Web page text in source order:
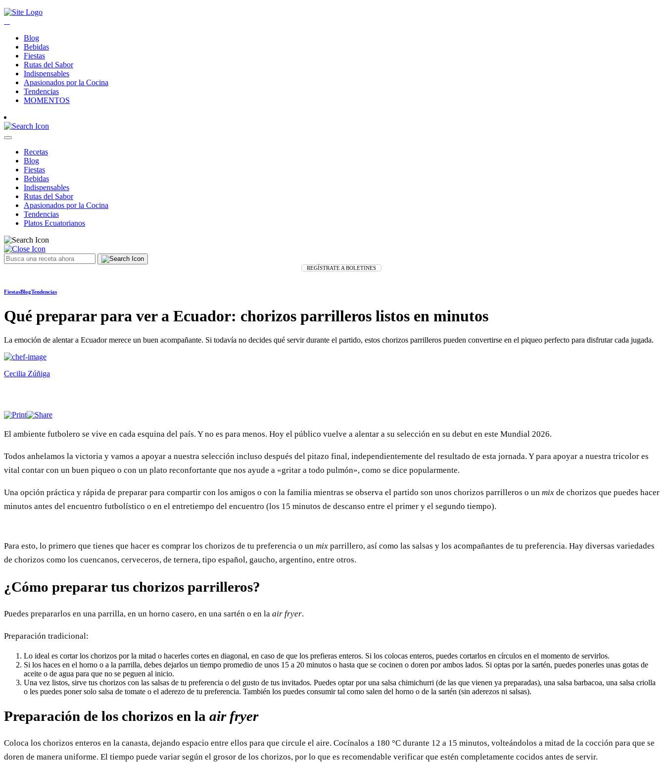
Blog
Bebidas
Fiestas
Rutas del Sabor
Indispensables
Apasionados por la Cocina
Tendencias
MOMENTOS
Recetas
Blog
Fiestas
Bebidas
Indispensables
Rutas del Sabor
Apasionados por la Cocina
Tendencias
Platos Ecuatorianos
REGÍSTRATE A BOLETINES
FiestasBlogTendencias
Qué preparar para ver a Ecuador: chorizos parrilleros listos en minutos
La emoción de alentar a Ecuador merece un buen acompañante. Si todavía no decides qué servir durante el partido, estos chorizos parrilleros pueden convertirse en el piqueo perfecto para disfrutar cada jugada.
Cecilia Zúñiga
El ambiente futbolero se vive en cada esquina del país. Y no es para menos. Hoy el público vuelve a alentar a su selección en su debut en este Mundial 2026.
Todos anhelamos la victoria y vamos a apoyar a nuestra selección incluso después del pitazo final, independientemente del resultado de esta jornada. Y para apoyar a nuestra tricolor es
vital contar con un buen piqueo o con un plato reconfortante que nos ayude a «gritar a todo pulmón», como se dice popularmente.
Una opción práctica y rápida de preparar para compartir con los amigos o con la familia mientras se observa el partido son unos chorizos parrilleros o un mix de chorizos que puedes hacer
minutos antes del encuentro futbolístico o en el entretiempo del encuentro (los 15 minutos de descanso entre el primer y el segundo tiempo).
Para esto, lo primero que tienes que hacer es comprar los chorizos de tu preferencia o un mix parrillero, así como las salsas y los acompañantes de tu preferencia. Hay diversas variedades
de chorizos como los cuencanos, cerveceros, de ternera, tipo español, gaucho, argentino, entre otros.
¿Cómo preparar tus chorizos parrilleros?
Puedes prepararlos en una parrilla, en un horno casero, en una sartén o en la air fryer.
Preparación tradicional:
Lo ideal es cortar los chorizos por la mitad o hacerles cortes en diagonal, en caso de que los prefieras enteros. Si los colocas enteros, puedes cortarlos en círculos en el momento de servirlos.
Si los haces en el horno o a la parrilla, debes dejarlos un tiempo promedio de unos 15 a 20 minutos o hasta que se cocinen o doren por ambos lados. Si optas por la sartén, puedes ponerles unas gotas de
aceite o de agua para que no se peguen al inicio.
Una vez listos, sirve tus chorizos con las salsas de tu preferencia o del gusto de tus invitados. Puedes optar por una salsa chimichurri (de las que vienen ya preparadas), una salsa barbacoa, una salsa criolla
o les puedes poner solo salsa de tomate o el aderezo de tu preferencia. También los puedes consumir tal como salen del horno o de la sartén (sin aderezos ni salsas).
Preparación de los chorizos en la air fryer
Coloca los chorizos enteros en la canasta, dejando espacio entre ellos para que circule el aire. Cocínalos a 180 °C durante 12 a 15 minutos, volteándolos a mitad de la cocción para que se
doren de manera uniforme. El tiempo puede variar según el grosor de los chorizos, por lo que es recomendable verificar que estén completamente cocidos antes de servir.